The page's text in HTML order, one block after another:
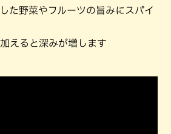
た野菜やフルーツの旨みにスパイ
えると深みが増します